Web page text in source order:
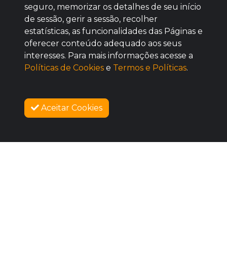
SOBRE NÓS
seguro, memorizar os detalhes de seu início
de sessão, gerir a sessão, recolher
estatísticas, as funcionalidades das Páginas e
oferecer conteúdo adequado aos seus
interesses. Para mais informações acesse a
Políticas de Cookies e Termos e Políticas.
Aceitar Cookies